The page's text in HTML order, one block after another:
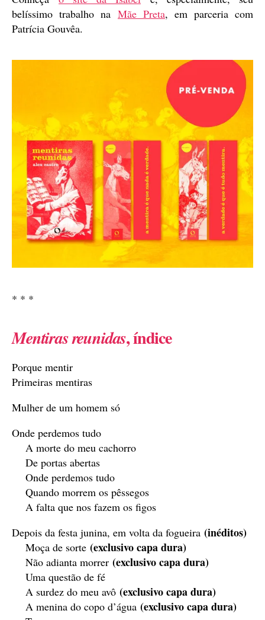
belíssimo trabalho na Mãe Preta, em parceria com
Patrícia Gouvêa.
* * *
Mentiras reunidas, índice
Porque mentir
Primeiras mentiras
Mulher de um homem só
Onde perdemos tudo
A morte do meu cachorro
De portas abertas
Onde perdemos tudo
Quando morrem os pêssegos
A falta que nos fazem os figos
Depois da festa junina, em volta da fogueira (inéditos)
Moça de sorte (exclusivo capa dura)
Não adianta morrer (exclusivo capa dura)
Uma questão de fé
A surdez do meu avô (exclusivo capa dura)
A menina do copo d’água (exclusivo capa dura)